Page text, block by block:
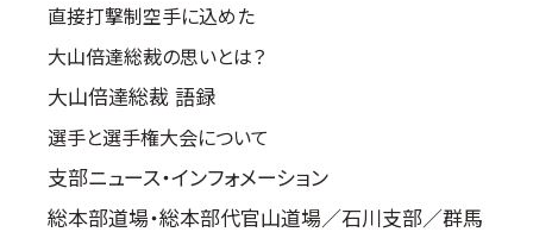
直接打撃制空手に込めた
大山倍達総裁の思いとは？
大山倍達総裁 語録
選手と選手権大会について
支部ニュース・インフォメーション
総本部道場・総本部代官山道場／石川支部／群馬